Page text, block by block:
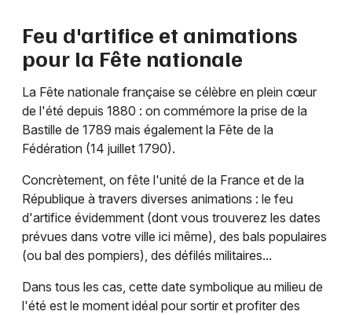
Feu d'artifice et animations
pour la Fête nationale
La Fête nationale française se célèbre en plein cœur
de l'été depuis 1880 : on commémore la prise de la
Bastille de 1789 mais également la Fête de la
Fédération (14 juillet 1790).
Concrètement, on fête l'unité de la France et de la
République à travers diverses animations : le feu
d'artifice évidemment (dont vous trouverez les dates
prévues dans votre ville ici même), des bals populaires
(ou bal des pompiers), des défilés militaires...
Dans tous les cas, cette date symbolique au milieu de
l'été est le moment idéal pour sortir et profiter des